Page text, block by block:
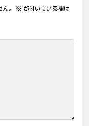
。 ※ が付いている欄は